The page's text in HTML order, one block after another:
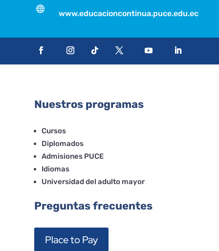

www.educacioncontinua.puce.edu.ec
Nuestros programas
Cursos
Diplomados
Admisiones PUCE
Idiomas
Universidad del adulto mayor
Preguntas frecuentes
Place to Pay